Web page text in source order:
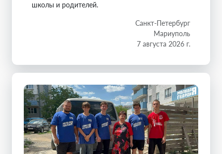
школы и родителей.
Санкт-Петербург
Мариуполь
7 августа 2026 г.